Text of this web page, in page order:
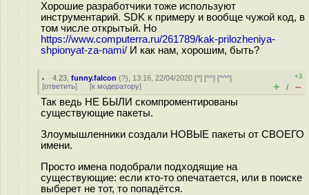
Хорошие разработчики тоже используют
инструментарий. SDK к примеру и вообще чужой код, в
том числе открытый. Но
https://www.computerra.ru/261789/kak-prilozheniya-
shpionyat-za-nami/ И как нам, хорошим, быть?
4.23 ,funny.falcon (?), 13:16, 22/04/2020 [^] [^^] [^^^]
[ответить] [к модератору]
+3
+ / –
Так ведь НЕ БЫЛИ скомпроментированы
существующие пакеты.
Злоумышленники создали НОВЫЕ пакеты от СВОЕГО
имени.
Просто имена подобрали подходящие на
существующие: если кто-то опечатается, или в поиске
выберет не тот, то попадётся.